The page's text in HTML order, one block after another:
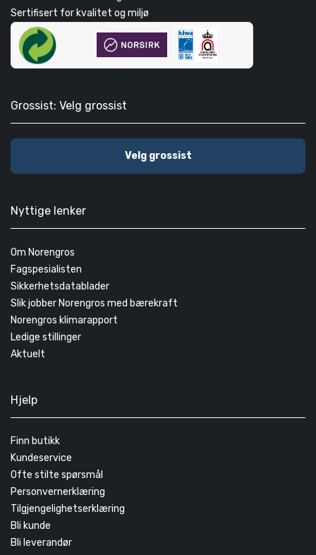
Sertifisert for kvalitet og miljø
Grossist: Velg grossist
Velg grossist
Nyttige lenker
Om Norengros
Fagspesialisten
Sikkerhetsdatablader
Slik jobber Norengros med bærekraft
Norengros klimarapport
Ledige stillinger
Aktuelt
Hjelp
Finn butikk
Kundeservice
Ofte stilte spørsmål
Personvernerklæring
Tilgjengelighetserklæring
Bli kunde
Bli leverandør